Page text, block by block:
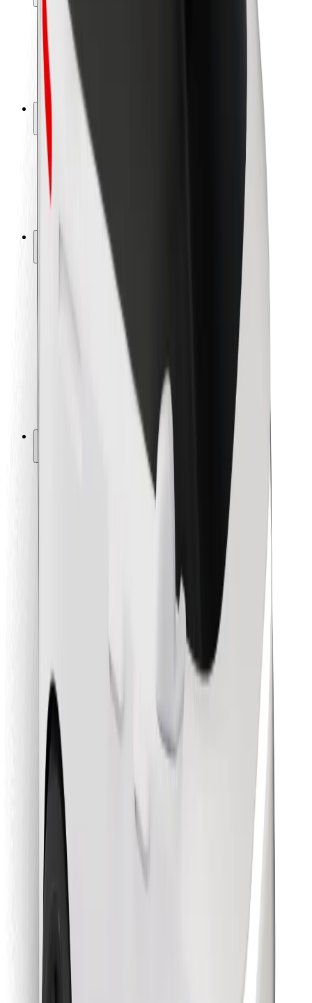
Seguridad para usuarios
Seguridad para conductores
Seguridad para patinetes
Safety Lab
Ciudades
Dónde estamos
Soluciones para las ciudades
Aeropuertos
Estaciones de carga de Bolt
Para usuarios
Para conductores
Para repartidores
Para propietarios de flota
Para restaurantes
Bolt para empresas
Términos y Condiciones
¡Conseguí un viaje en minutos!
Descargar la app de Bolt
Descargar la app de Bolt Food